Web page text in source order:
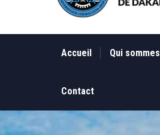
NAVIGATION
Accueil Qui
Contact